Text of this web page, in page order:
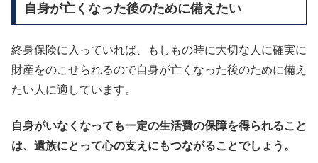
自身が亡くなった後のために備えたい
終身保険に入っていれば、もしもの時に大切な人に確実に
財産をのこせられるので自身が亡くなった後のために備え
たい人に適しています。
自身がいなくなっても一定の生活費の保障を得られること
は、遺族にとって心の支えにもつながることでしょう。